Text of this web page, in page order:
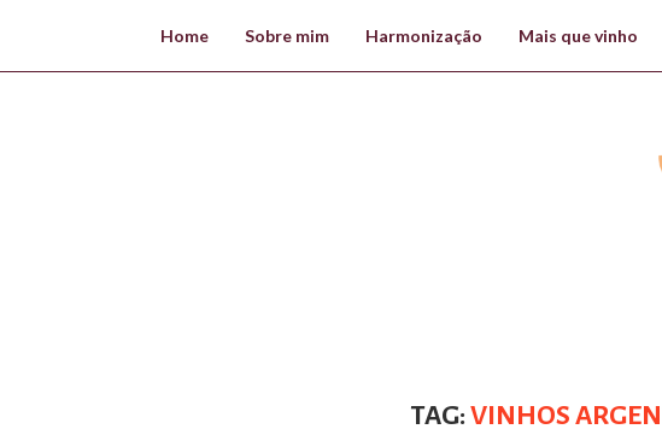
Home Sobre mim Harmonização Mais que vinho
TAG: VINHOS